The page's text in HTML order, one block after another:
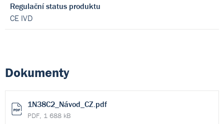
Regulační status produktu
CE IVD
Dokumenty
1N38C2_Návod_CZ.pdf
PDF, 1 688 kB